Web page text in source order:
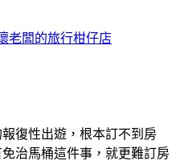
老闆的旅行柑仔店
復性出遊，根本訂不到房
治馬桶這件事，就更難訂房